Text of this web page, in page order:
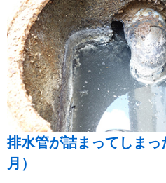
排水管が詰まってしま
月）